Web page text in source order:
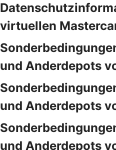
virtuellen
und Anderdepots
und Anderdepots
und Anderdepots